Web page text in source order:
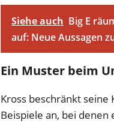
Siehe auch Big E
auf: Neue Aussagen
Ein Muster beim
Kross beschränkt
Beispiele an, bei denen